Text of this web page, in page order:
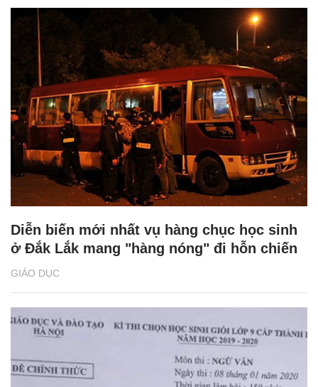
GIÁO DỤC
Diễn biến mới nhất vụ hàng chục học sinh
ở Đắk Lắk mang "hàng nóng" đi hỗn chiến